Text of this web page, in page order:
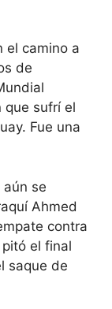
el camino a
de
que sufrí el
Fue una
se
Ahmed
contra
el final
saque de